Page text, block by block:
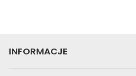
INFORMACJE